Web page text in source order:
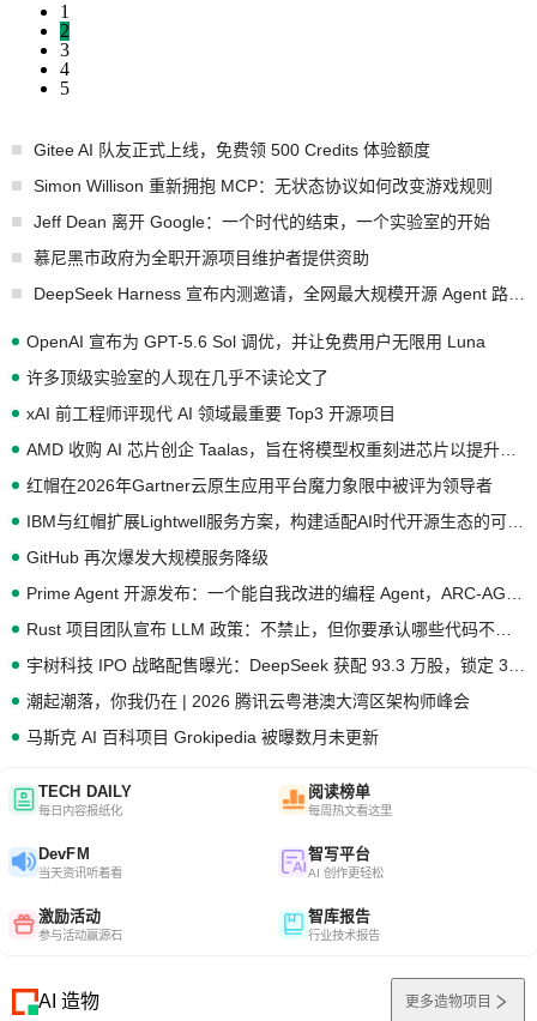
1
2
3
4
5
Gitee AI 队友正式上线，免费领 500 Credits 体验额度
Simon Willison 重新拥抱 MCP：无状态协议如何改变游戏规则
Jeff Dean 离开 Google：一个时代的结束，一个实验室的开始
慕尼黑市政府为全职开源项目维护者提供资助
OpenAI 宣布为 GPT-5.6 Sol 调优，并让免费用户无限用 Luna
许多顶级实验室的人现在几乎不读论文了
xAI 前工程师评现代 AI 领域最重要 Top3 开源项目
红帽在2026年Gartner云原生应用平台魔力象限中被评为领导者
GitHub 再次爆发大规模服务降级
潮起潮落，你我仍在 | 2026 腾讯云粤港澳大湾区架构师峰会
马斯克 AI 百科项目 Grokipedia 被曝数月未更新
TECH DAILY
每日内容报纸化
阅读榜单
每周热文看这里
DevFM
当天资讯听着看
智写平台
AI 创作更轻松
激励活动
参与活动赢源石
智库报告
行业技术报告
AI 造物 更多造物项目